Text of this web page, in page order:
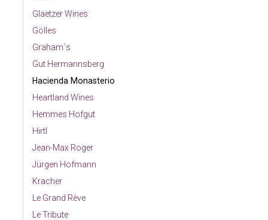
Glaetzer Wines
Gölles
Graham´s
Gut Hermannsberg
Hacienda Monasterio
Heartland Wines
Hemmes Hofgut
Hirtl
Jean-Max Roger
Jürgen Hofmann
Kracher
Le Grand Rève
Le Tribute